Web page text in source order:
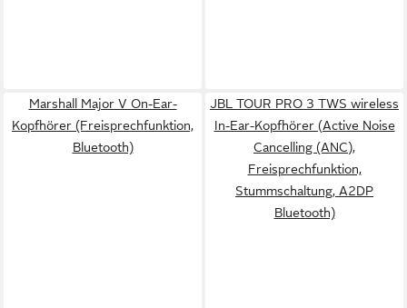
Marshall Major V On-Ear-
Kopfhörer (Freisprechfunktion,
Bluetooth)
JBL TOUR PRO 3 TWS wireless
In-Ear-Kopfhörer (Active Noise
Cancelling (ANC),
Freisprechfunktion,
Stummschaltung, A2DP
Bluetooth)